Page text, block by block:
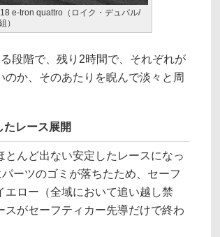
e-tron quattro（ロイク・デュバル/
）
段階で、残り2時間で、それぞれが
か、そのあたりを睨んで淡々と周
レース展開
んど出ない安定したレースになっ
ーツのゴミが落ちたため、セーフ
ロー（全域において追い越し禁
がセーフティカー先導だけで終わ